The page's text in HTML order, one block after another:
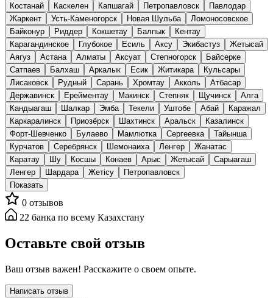
Костанай
Каскелен Капшагай Петропавловск
Павлодар
Жаркент
Усть-Каменогорск Новая Шульба
Ломоносовское
Байконур
Риддер Кокшетау Балпык
Кентау
Карагандинское
Глубокое Есиль Аксу Экибастуз
Жетысай
Аягуз
Астана Алматы Аксуат Степногорск
Байсерке
Сатпаев
Балхаш Аркалык Есик Житикара
Кульсары
Лисаковск
Рудный Сарань Хромтау Акколь
Атбасар
Державинск
Ерейментау Макинск Степняк Щучинск
Алга
Кандыагаш
Шалкар Эмба Текели Уштобе Абай
Каражал
Каркаралинск
Приозёрск Шахтинск Аральск
Казалинск
Форт-Шевченко
Булаево Мамлютка Сергеевка
Тайынша
Курчатов
Серебрянск Шемонаиха Ленгер
Жанатас
Каратау
Шу Косшы Конаев Арыс Жетысай
Сарыагаш
Ленгер
Шардара Жетісу
Петропавловск
Показать
0 отзывов
22 банка по всему Казахстану
Оставьте свой отзыв
Ваш отзыв важен! Расскажите о своем опыте.
Написать отзыв